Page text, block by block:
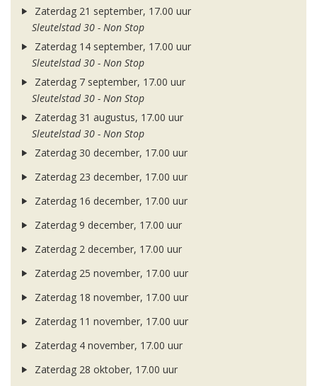
Zaterdag 21 september, 17.00 uur
Sleutelstad 30 - Non Stop
Zaterdag 14 september, 17.00 uur
Sleutelstad 30 - Non Stop
Zaterdag 7 september, 17.00 uur
Sleutelstad 30 - Non Stop
Zaterdag 31 augustus, 17.00 uur
Sleutelstad 30 - Non Stop
Zaterdag 30 december, 17.00 uur
Zaterdag 23 december, 17.00 uur
Zaterdag 16 december, 17.00 uur
Zaterdag 9 december, 17.00 uur
Zaterdag 2 december, 17.00 uur
Zaterdag 25 november, 17.00 uur
Zaterdag 18 november, 17.00 uur
Zaterdag 11 november, 17.00 uur
Zaterdag 4 november, 17.00 uur
Zaterdag 28 oktober, 17.00 uur